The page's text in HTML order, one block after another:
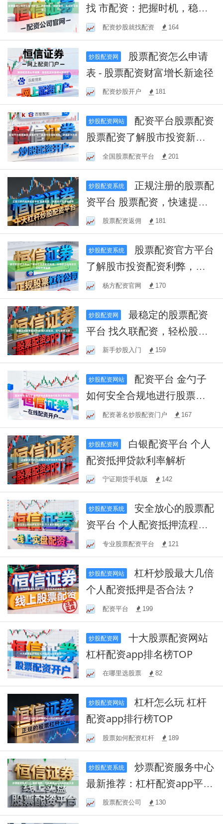
找 市配资：把握时机，稳健
投资，实现财富增值。
配资炒股就找配资 164
炒股配资网
表 - 股票配资财富增长新途径
配资炒股开户 181
炒股配资网站
股票配资了解股市投资新规
势，稳赢盈利不是梦！
全国股票配资平台 201
炒股配资系统
资平台 股票配资，快速提升
资本收益率
股票配资返佣 181
炒股配资系统
了解股市投资配资利弊，选
择适合的股票交易软件很重
要
杨方配资官网 170
炒股配资网
最稳定的股票配资
平台 找久联配资，轻松股票
交易新手炒股入门 159
炒股配资网站
如何安全合规地进行股票交
易配资？
配资著名炒股配资门户 167
炒股配资网
配资抵押贷款利率解析
宁证期货手机版 142
炒股配资系统
安全放心的股票配
资平台 个人配资抵押流程解
析
专业股票配资平台 121
炒股配资网站
杠杆炒股最大几倍
个人配资抵押是否合法？
配资平台 199
炒股配资网
十大股票配资网站
杠杆配资app排名榜TOP
在哪里选股票 82
炒股配资网站
杠杆怎么玩 杠杆
配资app排行榜TOP
股票如何配资杠杆 189
炒股配资系统
炒票配资服务中心
最新推荐：杠杆配资app平台
网址大全
股票配资公司 130